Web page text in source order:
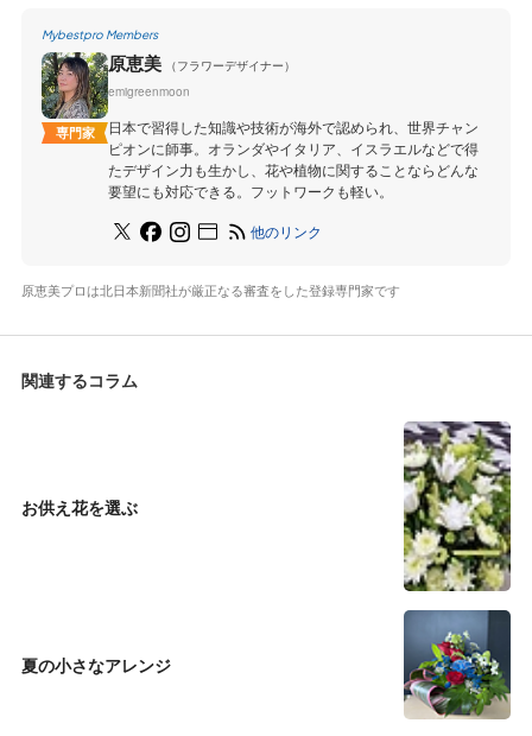
Mybestpro Members
専門家
原恵美
（フラワーデザイナー）
emigreenmoon
日本で習得した知識や技術が海外で認められ、世界チャン
ピオンに師事。オランダやイタリア、イスラエルなどで得
たデザイン力も生かし、花や植物に関することならどんな
要望にも対応できる。フットワークも軽い。
他のリンク
原恵美プロは北日本新聞社が厳正なる審査をした登録専門家です
関連するコラム
お供え花を選ぶ
夏の小さなアレンジ